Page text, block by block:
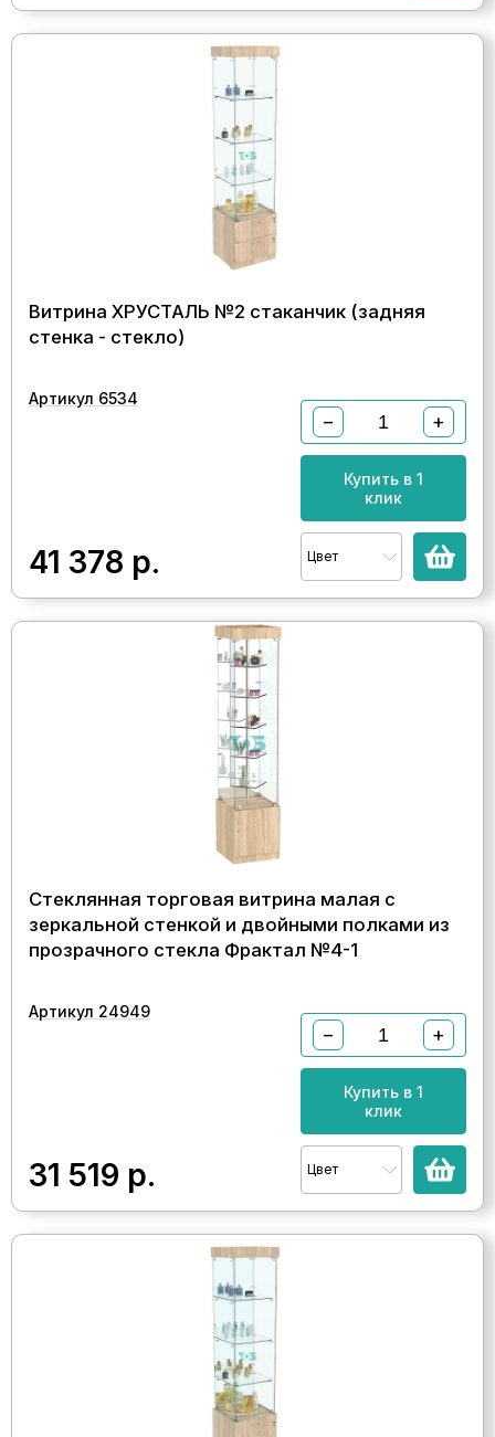
Витрина ХРУСТАЛЬ №2 стаканчик (задняя
стенка - стекло)
Артикул 6534
41 378 р.
− +
Купить в 1
клик
Цвет
Стеклянная торговая витрина малая с
зеркальной стенкой и двойными полками из
прозрачного стекла Фрактал №4-1
Артикул 24949
31 519 р.
− +
Купить в 1
клик
Цвет